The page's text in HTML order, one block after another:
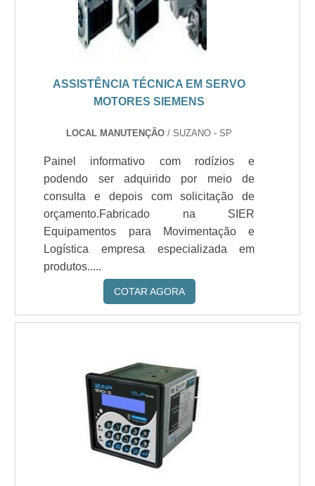
ASSISTÊNCIA TÉCNICA EM SERVO
MOTORES SIEMENS
LOCAL MANUTENÇÃO / SUZANO - SP
Painel informativo com rodízios e
podendo ser adquirido por meio de
consulta e depois com solicitação de
orçamento.Fabricado na SIER
Equipamentos para Movimentação e
Logística empresa especializada em
produtos.....
COTAR AGORA